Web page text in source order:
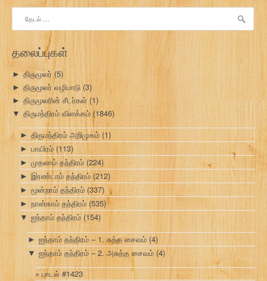
தேடு:
தலைப்புகள்
► திருமூலர் (5)
► திருமூலர் வழிபாடு (3)
► திருமூலரின் சீடர்கள் (1)
▼ திருமந்திரம் விளக்கம்(1846)
► திருமந்திரம் அறிமுகம் (1)
► பாயிரம் (113)
► முதலாம் தந்திரம் (224)
► இரண்டாம் தந்திரம் (212)
► மூன்றாம் தந்திரம் (337)
► நான்காம் தந்திரம் (535)
▼ ஐந்தாம் தந்திரம் (154)
► ஐந்தாம் தந்திரம் – 1. சுத்த சைவம் (4)
▼ ஐந்தாம் தந்திரம் – 2. அசுத்த சைவம் (4)
பாடல் #1423